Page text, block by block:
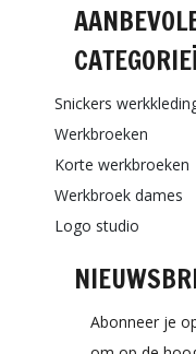
Snickers
Werkbroeken
Korte werkbroeken
Werkbroek dames
Logo studio
Abonneer je